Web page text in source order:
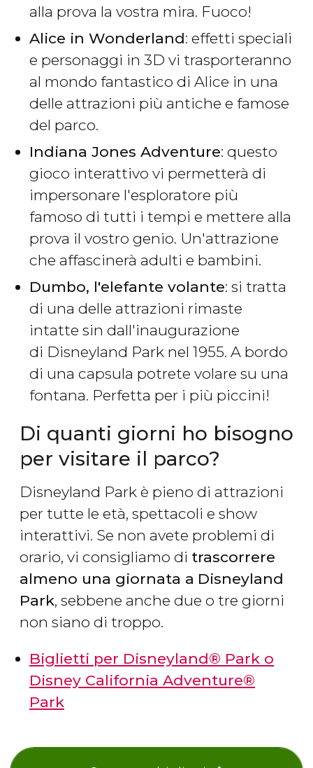
alla prova la vostra mira. Fuoco!
Alice in Wonderland: effetti speciali
e personaggi in 3D vi trasporteranno
al mondo fantastico di Alice in una
delle attrazioni più antiche e famose
del parco.
Indiana Jones Adventure: questo
gioco interattivo vi permetterà di
impersonare l'esploratore più
famoso di tutti i tempi e mettere alla
prova il vostro genio. Un'attrazione
che affascinerà adulti e bambini.
Dumbo, l'elefante volante: si tratta
di una delle attrazioni rimaste
intatte sin dall'inaugurazione
di Disneyland Park nel 1955. A bordo
di una capsula potrete volare su una
fontana. Perfetta per i più piccini!
Di quanti giorni ho bisogno
per visitare il parco?
Disneyland Park è pieno di attrazioni
per tutte le età, spettacoli e show
interattivi. Se non avete problemi di
orario, vi consigliamo di trascorrere
almeno una giornata a Disneyland
Park, sebbene anche due o tre giorni
non siano di troppo.
Biglietti per Disneyland® Park o
Disney California Adventure®
Park